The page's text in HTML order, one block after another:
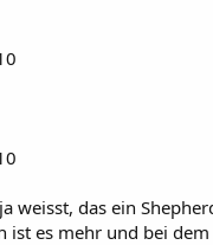
weisst, das ein
ist es mehr und bei